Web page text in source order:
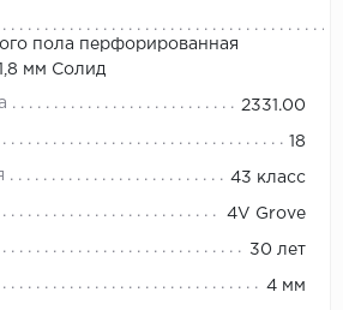
пола перфорированная
мм Солид
2331.00
18
43 класс
4V Grove
30 лет
4 мм